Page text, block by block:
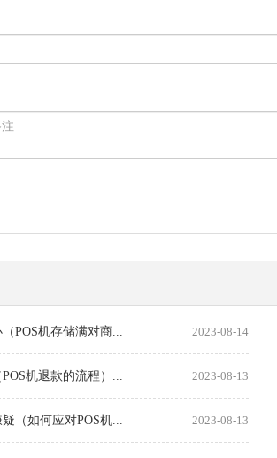
POS机存储满对商... 2023-08-14
机退款的流程）... 2023-08-13
（如何应对POS机... 2023-08-13